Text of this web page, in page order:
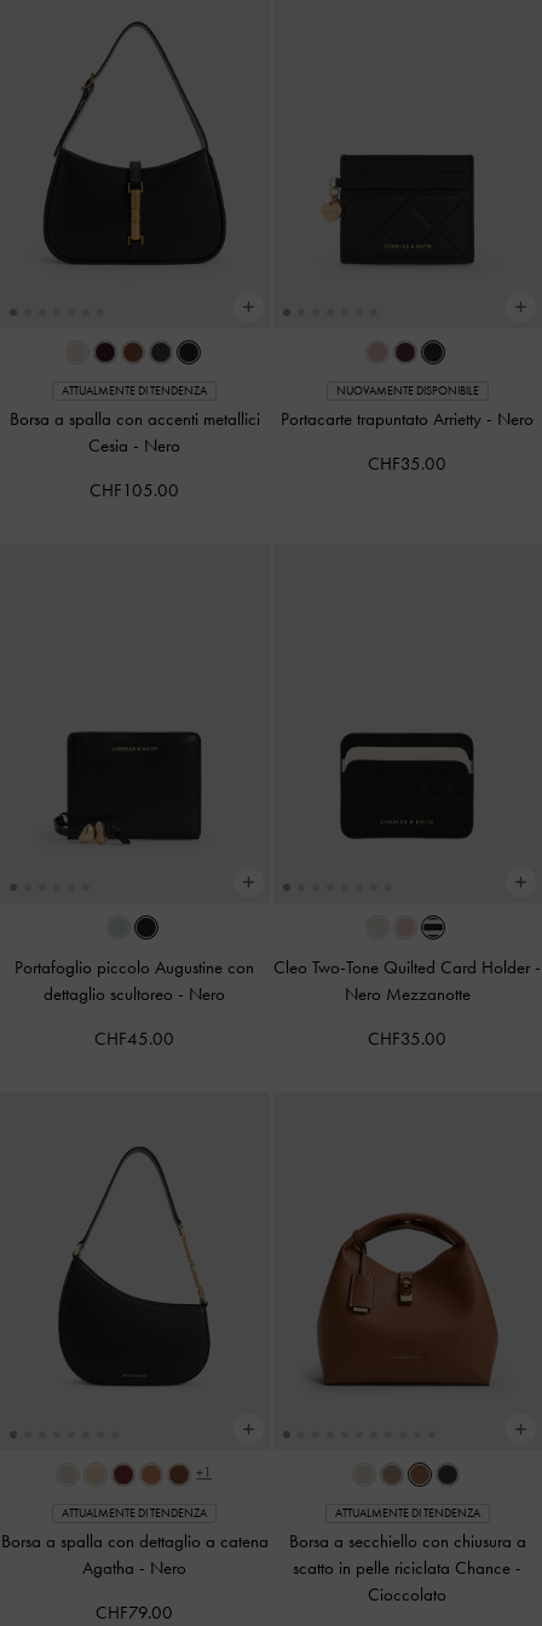
ATTUALMENTE DI TENDENZA
Borsa a spalla con accenti metallici
Cesia - Nero
CHF105.00
NUOVAMENTE DISPONIBILE
Portacarte trapuntato Arrietty - Nero
CHF35.00
Portafoglio piccolo Augustine con
dettaglio scultoreo - Nero
CHF45.00
Cleo Two-Tone Quilted Card Holder -
Nero Mezzanotte
CHF35.00
+1
ATTUALMENTE DI TENDENZA
Borsa a spalla con dettaglio a catena
Agatha - Nero
CHF79.00
ATTUALMENTE DI TENDENZA
Borsa a secchiello con chiusura a
scatto in pelle riciclata Chance -
Cioccolato